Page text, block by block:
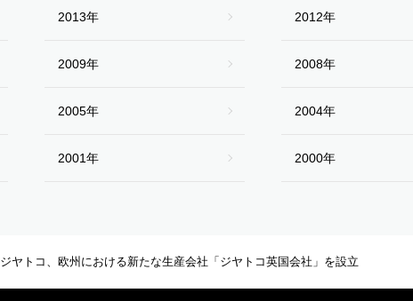
2013年 2012年
2009年 2008年
2005年 2004年
2001年 2000年
ジヤトコ、欧州における新たな生産会社「ジヤトコ英国会社」を設立